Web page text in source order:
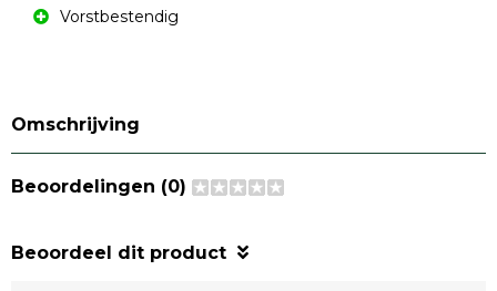
Vorstbestendig
Omschrijving
Beoordelingen (0)
Beoordeel dit product